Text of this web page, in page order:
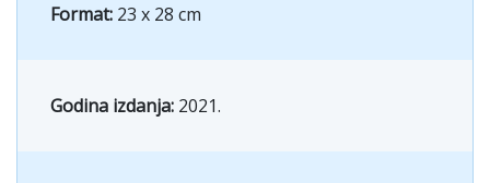
Format: 23 x 28 cm
Godina izdanja: 2021.